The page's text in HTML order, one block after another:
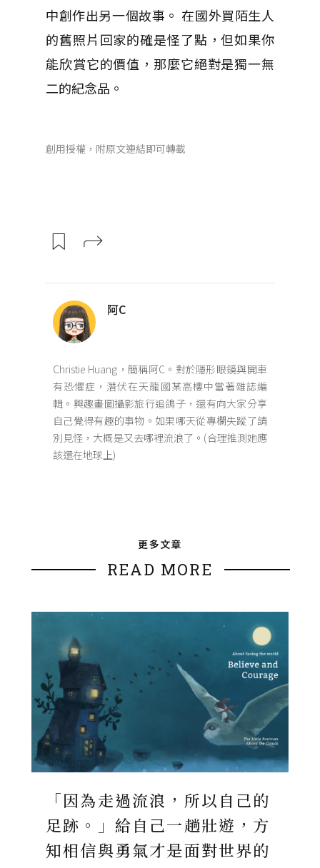
中創作出另一個故事。 在國外買陌生人
的舊照片回家的確是怪了點，但如果你
能欣賞它的價值，那麼它絕對是獨一無
二的紀念品。
創用授權，附原文連結即可轉載
阿C
Christie Huang，簡稱阿C。對於隱形眼鏡與開車
有恐懼症，潛伏在天龍國某高樓中當著雜誌編
輯。興趣畫圖攝影旅行追鴿子，還有向大家分享
自己覺得有趣的事物。如果哪天從專欄失蹤了請
別見怪，大概是又去哪裡流浪了。(合理推測她應
該還在地球上)
更多文章
READ MORE
「因為走過流浪，所以自己的
足跡。」給自己一趟壯遊，方
知相信與勇氣才是面對世界的